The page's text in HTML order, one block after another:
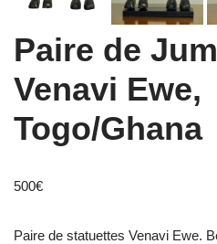
Paire de
Venavi Ewe,
Togo/Ghana
500€
Paire de statuettes Venavi Ewe.